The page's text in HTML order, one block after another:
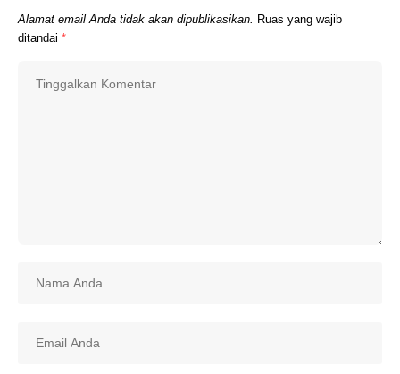
Alamat email Anda tidak akan dipublikasikan.
Ruas yang wajib
ditandai *